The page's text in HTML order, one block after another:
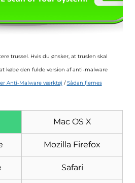
trussel. Hvis du ønsker, at truslen skal
købe den fulde version af anti-malware
Anti-Malware værktøj /Sådan fjernes
Mac OS X
Mozilla Firefox
Safari